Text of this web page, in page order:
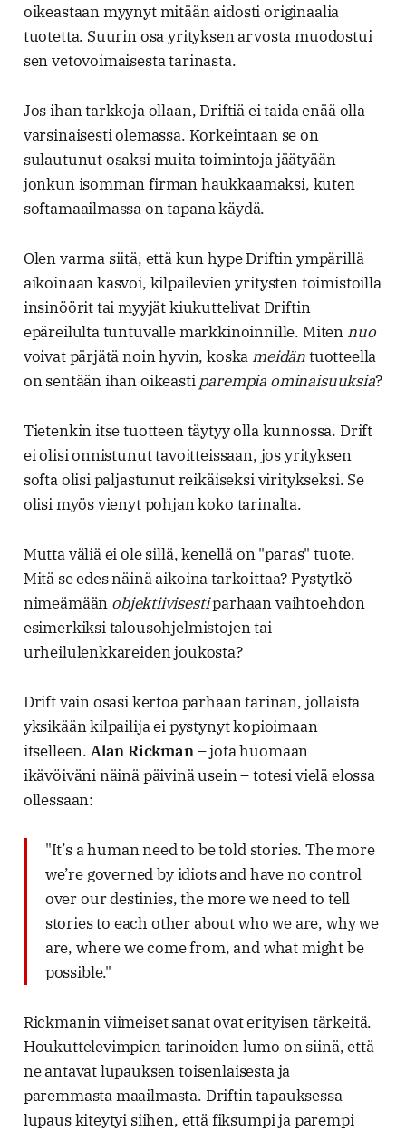
oikeastaan myynyt mitään aidosti originaalia
tuotetta. Suurin osa yrityksen arvosta muodostui
sen vetovoimaisesta tarinasta.
Jos ihan tarkkoja ollaan, Driftiä ei taida enää olla
varsinaisesti olemassa. Korkeintaan se on
sulautunut osaksi muita toimintoja jäätyään
jonkun isomman firman haukkaamaksi, kuten
softamaailmassa on tapana käydä.
Olen varma siitä, että kun hype Driftin ympärillä
aikoinaan kasvoi, kilpailevien yritysten toimistoilla
insinöörit tai myyjät kiukuttelivat Driftin
epäreilulta tuntuvalle markkinoinnille. Miten nuo
voivat pärjätä noin hyvin, koska meidäntuotteella
on sentään ihan oikeasti parempia ominaisuuksia?
Tietenkin itse tuotteen täytyy olla kunnossa. Drift
ei olisi onnistunut tavoitteissaan, jos yrityksen
softa olisi paljastunut reikäiseksi viritykseksi. Se
olisi myös vienyt pohjan koko tarinalta.
Mutta väliä ei ole sillä, kenellä on "paras" tuote.
Mitä se edes näinä aikoina tarkoittaa? Pystytkö
nimeämään objektiivisestiparhaan vaihtoehdon
esimerkiksi talousohjelmistojen tai
urheilulenkkareiden joukosta?
Drift vain osasi kertoa parhaan tarinan, jollaista
yksikään kilpailija ei pystynyt kopioimaan
itselleen. Alan Rickman– jota huomaan
ikävöiväni näinä päivinä usein – totesi vielä elossa
ollessaan:
"It’s a human need to be told stories. The more
we’re governed by idiots and have no control
over our destinies, the more we need to tell
stories to each other about who we are, why we
are, where we come from, and what might be
possible."
Rickmanin viimeiset sanat ovat erityisen tärkeitä.
Houkuttelevimpien tarinoiden lumo on siinä, että
ne antavat lupauksen toisenlaisesta ja
paremmasta maailmasta. Driftin tapauksessa
lupaus kiteytyi siihen, että fiksumpi ja parempi